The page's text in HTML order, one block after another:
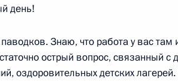
день!
Знаю, что работа у вас там
острый вопрос, связанный с
оздоровительных детских